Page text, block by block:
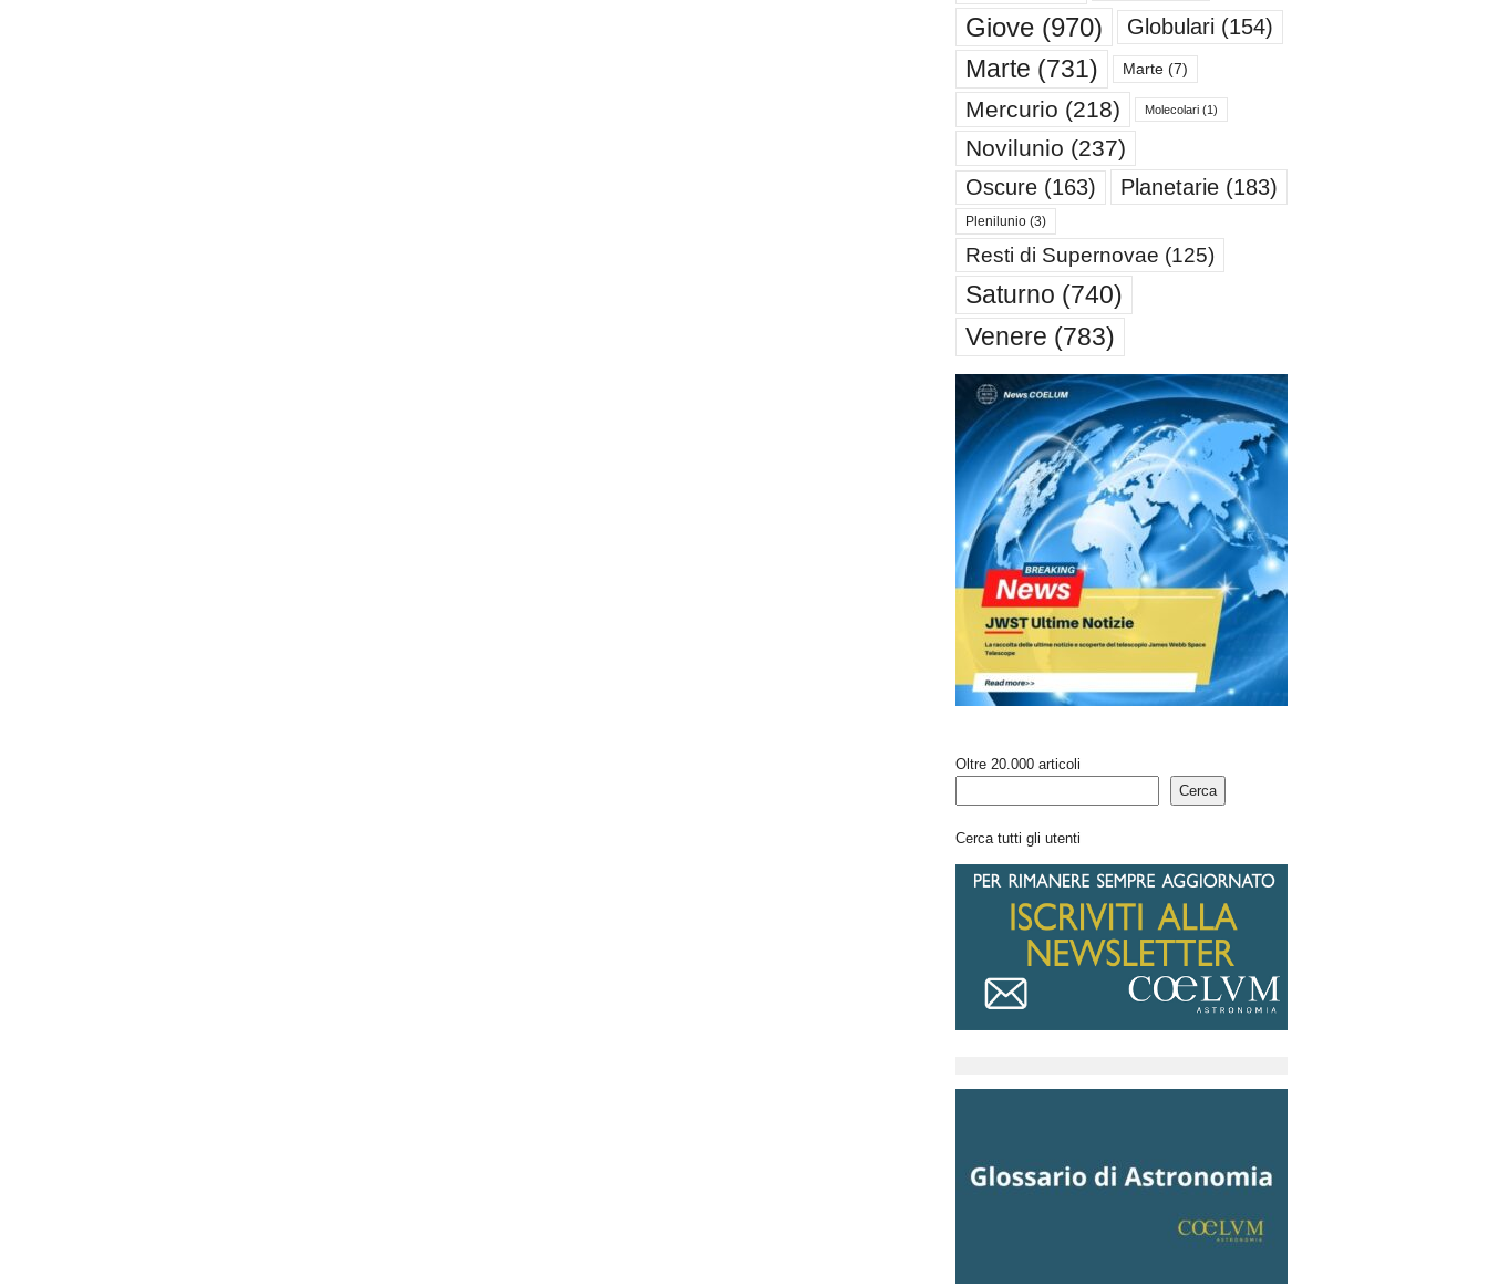
Giove(970) Globulari (154)
Marte (731) Marte(7)
Mercurio (218) Molecolari(1)
Novilunio (237)
Oscure(163) Planetarie(183)
Plenilunio(3)
Resti di Supernovae (125)
Saturno (740)
Venere (783)
Oltre 20.000 articoli
Cerca
Cerca tutti gli utenti